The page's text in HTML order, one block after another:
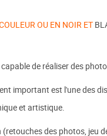
OU EN NOIR ET
de réaliser des
important est l'une des
et artistique.
des photos, jeu